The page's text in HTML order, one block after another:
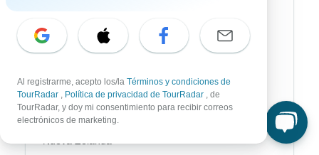
Bali
India
Japón
Nueva Zelanda
Al registrarme, acepto los/la Términos y condiciones de
TourRadar , Política de privacidad de TourRadar , de
TourRadar, y doy mi consentimiento para recibir correos
electrónicos de marketing.